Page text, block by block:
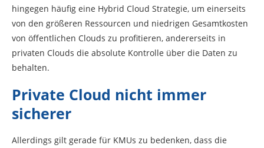
hingegen häufig eine Hybrid Cloud Strategie, um einerseits
von den größeren Ressourcen und niedrigen Gesamtkosten
von öffentlichen Clouds zu profitieren, andererseits in
privaten Clouds die absolute Kontrolle über die Daten zu
behalten.
Private Cloud nicht immer
sicherer
Allerdings gilt gerade für KMUs zu bedenken, dass die